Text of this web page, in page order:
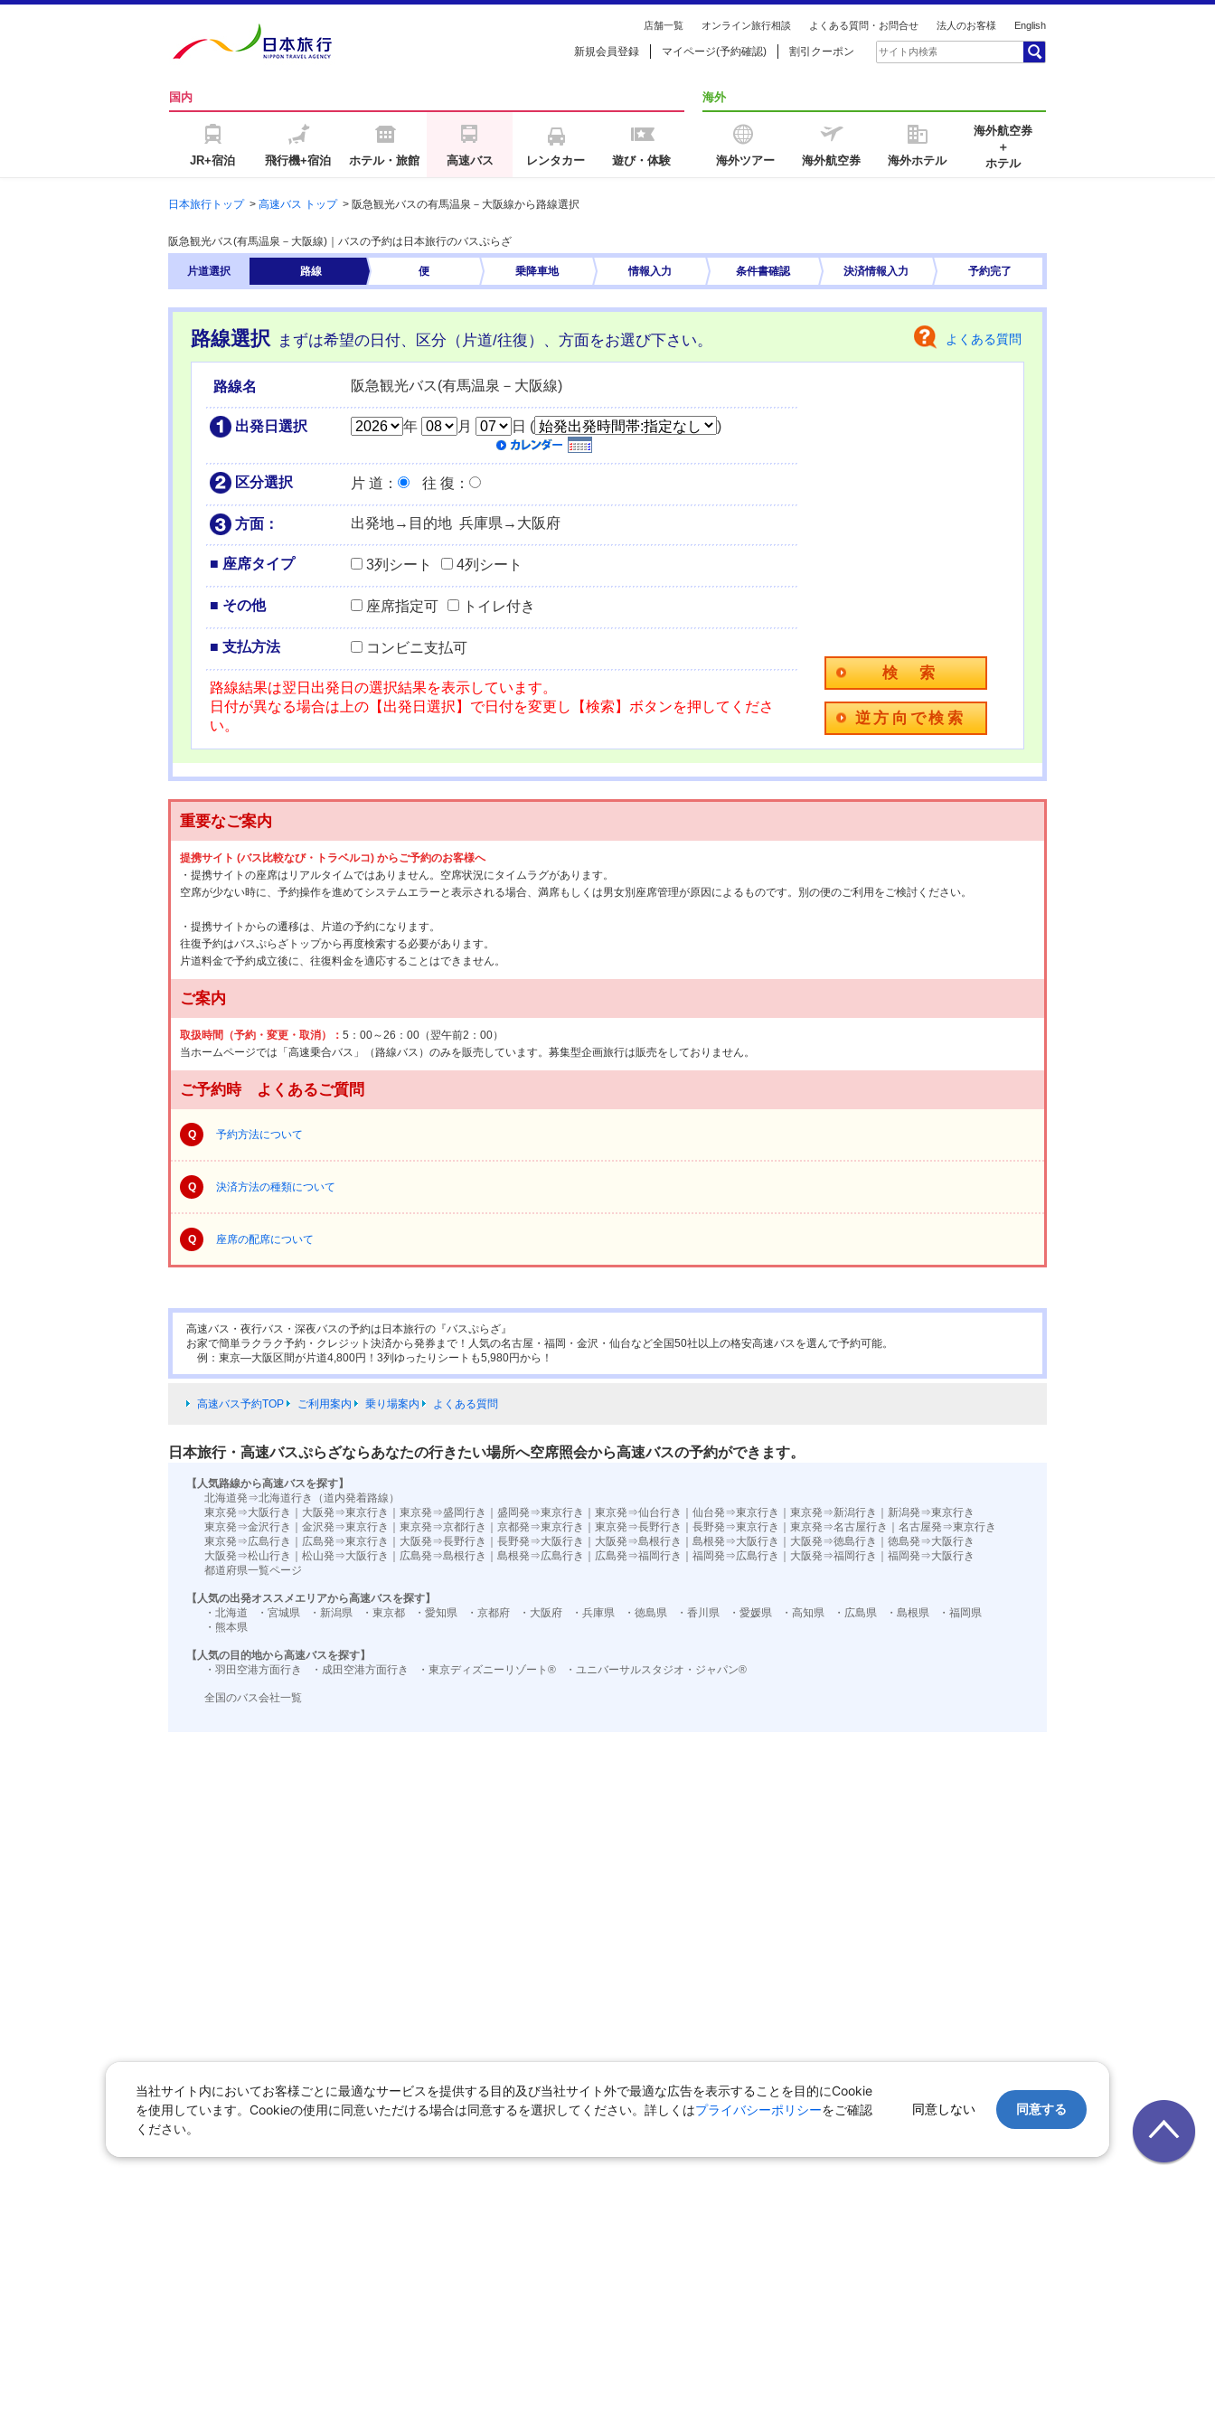
店舗一覧 オンライン旅行相談 よくある質問・お問合せ 法人のお客様 English
新規会員登録 マイページ(予約確認) 割引クーポン
国内
JR+宿泊 飛行機+宿泊 ホテル・旅館 高速バス レンタカー 遊び・体験
海外
海外ツアー 海外航空券 海外ホテル
海外航空券
＋
ホテル
日本旅行トップ> 高速バス トップ> 阪急観光バスの有馬温泉－大阪線から路線選択
阪急観光バス(有馬温泉－大阪線)｜バスの予約は日本旅行のバスぷらざ
片道選択 路線 便 乗降車地 情報入力 条件書確認 決済情報入力 予約完了
路線選択 まずは希望の日付、区分（片道/往復）、方面をお選び下さい。 よくある質問
路線名 阪急観光バス(有馬温泉－大阪線)
出発日選択 年 月 日 ( )
区分選択 片 道 ： 往 復 ：
方面： 出発地→目的地 兵庫県→大阪府
■ 座席タイプ 3列シート 4列シート
■ その他 座席指定可 トイレ付き
■ 支払方法 コンビニ支払可
路線結果は翌日出発日の選択結果を表示しています。
日付が異なる場合は上の【出発日選択】で日付を変更し【検索】ボタンを押してくださ
い。
重要なご案内
提携サイト (バス比較なび・トラベルコ) からご予約のお客様へ
・提携サイトの座席はリアルタイムではありません。空席状況にタイムラグがあります。
空席が少ない時に、予約操作を進めてシステムエラーと表示される場合、満席もしくは男女別座席管理が原因によるものです。別の便のご利用をご検討ください。
・提携サイトからの遷移は、片道の予約になります。
往復予約はバスぷらざトップから再度検索する必要があります。
片道料金で予約成立後に、往復料金を適応することはできません。
ご案内
取扱時間（予約・変更・取消）： 5：00～26：00（翌午前2：00）
当ホームページでは「高速乗合バス」（路線バス）のみを販売しています。募集型企画旅行は販売をしておりません。
ご予約時 よくあるご質問
Q 予約方法について
Q 決済方法の種類について
Q 座席の配席について
高速バス・夜行バス・深夜バスの予約は日本旅行の『バスぷらざ』
お家で簡単ラクラク予約・クレジット決済から発券まで！人気の名古屋・福岡・金沢・仙台など全国50社以上の格安高速バスを選んで予約可能。
例：東京―大阪区間が片道4,800円！3列ゆったりシートも5,980円から！
高速バス予約TOP ご利用案内 乗り場案内 よくある質問
日本旅行・高速バスぷらざならあなたの行きたい場所へ空席照会から高速バスの予約ができます。
【人気路線から高速バスを探す】
北海道発⇒北海道行き（道内発着路線）
東京発⇒大阪行き
大阪発⇒東京行き 東京発⇒盛岡行き 盛岡発⇒東京行き 東京発⇒仙台行き 仙台発⇒東京行き 東京発⇒新潟行き
新潟発⇒東京行き
東京発⇒金沢行き
金沢発⇒東京行き 東京発⇒京都行き 京都発⇒東京行き 東京発⇒長野行き 長野発⇒東京行き 東京発⇒名古屋行き
名古屋発⇒東京行き
東京発⇒広島行き
広島発⇒東京行き 大阪発⇒長野行き 長野発⇒大阪行き 大阪発⇒島根行き 島根発⇒大阪行き 大阪発⇒徳島行き
徳島発⇒大阪行き
大阪発⇒松山行き
松山発⇒大阪行き 広島発⇒島根行き 島根発⇒広島行き 広島発⇒福岡行き 福岡発⇒広島行き 大阪発⇒福岡行き｜ 福岡発⇒大阪行き
都道府県一覧ページ
【人気の出発オススメエリアから高速バスを探す】
・北海道
・宮城県 ・新潟県 ・東京都 ・愛知県 ・京都府 ・大阪府 ・兵庫県 ・徳島県 ・香川県 ・愛媛県 ・高知県 ・広島県 ・島根県
・福岡県
・熊本県
【人気の目的地から高速バスを探す】
・羽田空港方面行き
・成田空港方面行き ・東京ディズニーリゾート® ・ユニバーサルスタジオ・ジャパン®
全国のバス会社一覧
当社サイト内においてお客様ごとに最適なサービスを提供する目的及び当社サイト外で最適な広告を表示することを目的にCookie
を使用しています。Cookieの使用に同意いただける場合は同意するを選択してください。詳しくはプライバシーポリシーをご確認
ください。
同意しない 同意する